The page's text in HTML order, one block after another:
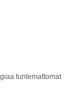
tuntemattomat